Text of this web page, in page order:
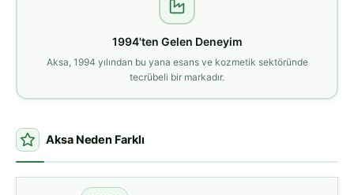
1994'ten Gelen Deneyim
Aksa, 1994 yılından bu yana esans ve kozmetik sektöründe
tecrübeli bir markadır.
Aksa Neden Farklı